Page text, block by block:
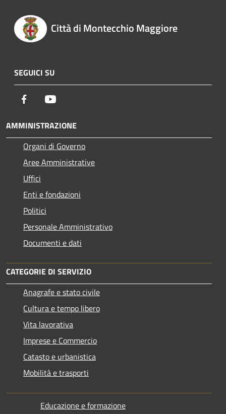
Città di Montecchio Maggiore
SEGUICI SU
Facebook
AMMINISTRAZIONE
Organi di Governo
Aree Amministrative
Uffici
Enti e fondazioni
Politici
Personale Amministrativo
Documenti e dati
CATEGORIE DI SERVIZIO
Anagrafe e stato civile
Cultura e tempo libero
Vita lavorativa
Imprese e Commercio
Catasto e urbanistica
Mobilità e trasporti
Educazione e formazione